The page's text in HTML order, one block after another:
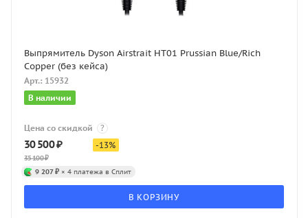
Выпрямитель Dyson Airstrait HT01 Prussian Blue/Rich
Copper (без кейса)
Арт.: 15932
В наличии
Цена со скидкой ?
30 500₽
35 100₽
-13%
9 207 ₽ × 4 платежа в Сплит
В КОРЗИНУ